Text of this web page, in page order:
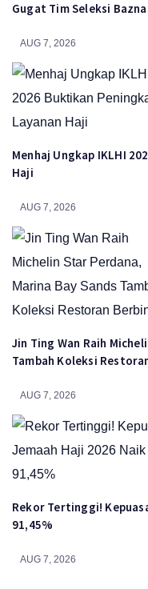
Gugat Tim Seleksi
AUG 7, 2026
Menhaj Ungkap IKLHI
Haji
AUG 7, 2026
Jin Ting Wan Raih
Tambah Koleksi
AUG 7, 2026
Rekor Tertinggi!
91,45%
AUG 7, 2026